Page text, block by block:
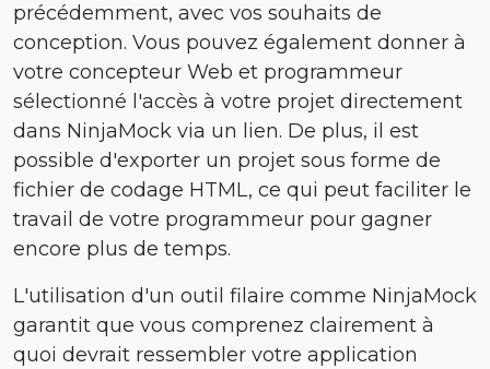
précédemment, avec vos souhaits de
conception. Vous pouvez également donner à
votre concepteur Web et programmeur
sélectionné l'accès à votre projet directement
dans NinjaMock via un lien. De plus, il est
possible d'exporter un projet sous forme de
fichier de codage HTML, ce qui peut faciliter le
travail de votre programmeur pour gagner
encore plus de temps.
L'utilisation d'un outil filaire comme NinjaMock
garantit que vous comprenez clairement à
quoi devrait ressembler votre application